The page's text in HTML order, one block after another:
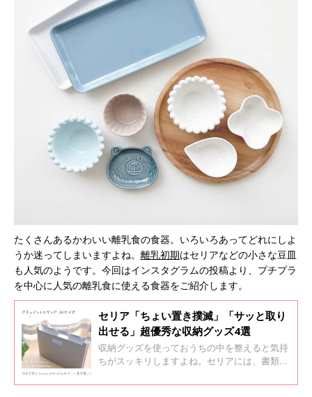
たくさんあるかわいい離乳食の食器。いろいろあってどれにしよ
うか迷ってしまいますよね。 離乳初期はセリアなどの小さな豆皿
も人気のようです。今回はインスタグラムの投稿より、プチプラ
を中心に人気の離乳食に使える食器をご紹介します。
セリア「ちょい置き撲滅」「サッと取り
出せる」超優秀な収納グッズ4選
収納グッズを使っておうちの中を整えると気持
ちがスッキリしますよね。セリアには、書類の
わかりやすく収納できるケースなど万能アイテ